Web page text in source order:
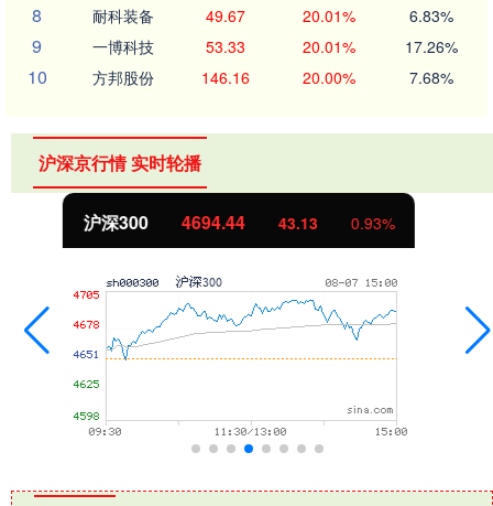
8 耐科装备 49.67 20.01% 6.83%
9 一博科技 53.33 20.01% 17.26%
10 方邦股份 146.16 20.00% 7.68%
沪深京行情 实时轮播
北证50 1134.24 11.37 1.01%